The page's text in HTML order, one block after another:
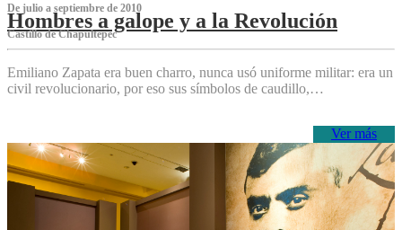
De julio a septiembre de 2010
Hombres a galope y a la Revolución
Castillo de Chapultepec
Emiliano Zapata era buen charro, nunca usó uniforme militar: era un
civil revolucionario, por eso sus símbolos de caudillo,…
Ver más